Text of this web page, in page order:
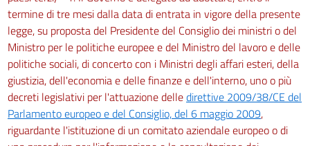
termine di tre mesi dalla data di entrata in vigore della presente
legge, su proposta del Presidente del Consiglio dei ministri o del
Ministro per le politiche europee e del Ministro del lavoro e delle
politiche sociali, di concerto con i Ministri degli affari esteri, della
giustizia, dell'economia e delle finanze e dell'interno, uno o più
decreti legislativi per l'attuazione delledirettive 2009/38/CE del
Parlamento europeo e del Consiglio, del 6 maggio 2009,
riguardante l'istituzione di un comitato aziendale europeo o di